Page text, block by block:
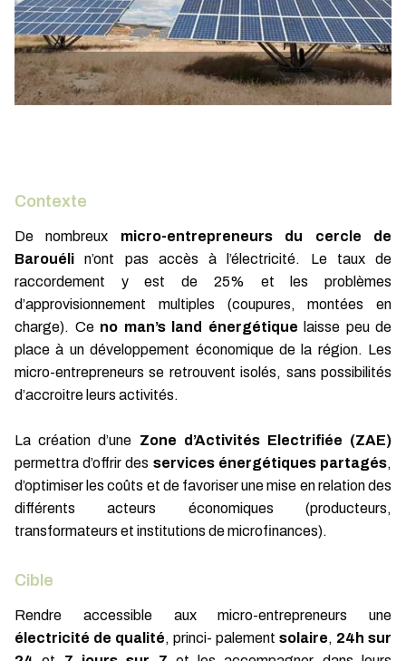
Contexte
De nombreux micro-entrepreneurs du cercle de
Barouéli n’ont pas accès à l’électricité. Le taux de
raccordement y est de 25% et les problèmes
d’approvisionnement multiples (coupures, montées en
charge). Ce no man’s land énergétique laisse peu de
place à un développement économique de la région. Les
micro-entrepreneurs se retrouvent isolés, sans possibilités
d’accroitre leurs activités.
La création d’une Zone d’Activités Electrifiée (ZAE)
permettra d’offrir des services énergétiques partagés,
d’optimiser les coûts et de favoriser une mise en relation des
différents acteurs économiques (producteurs,
transformateurs et institutions de microfinances).
Cible
Rendre accessible aux micro-entrepreneurs une
électricité de qualité, princi- palement solaire, 24h sur